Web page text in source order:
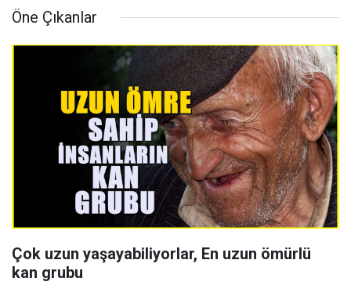
Öne Çıkanlar
Çok uzun yaşayabiliyorlar, En uzun ömürlü
kan grubu